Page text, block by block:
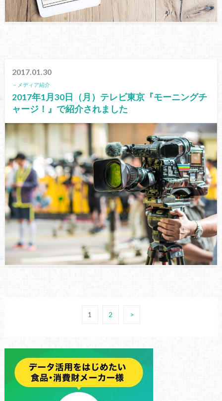
2017.01.30
－メディア紹介
2017年1月30日（月）テレビ東京『モーニングチ
ャージ！』で紹介されました
1 2 >